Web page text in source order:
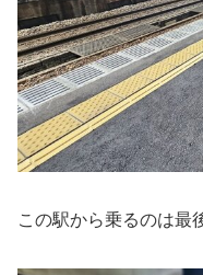
この駅から乗るのは最